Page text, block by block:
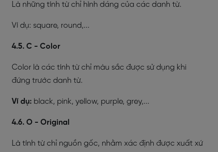
Là những tính từ chỉ hình dáng của các danh từ.
Ví dụ: square, round,...
4.5. C - Color
Color là các tính từ chỉ màu sắc được sử dụng khi
đứng trước danh từ.
Ví dụ: black, pink, yellow, purple, grey,...
4.6. O - Original
Là tính từ chỉ nguồn gốc, nhằm xác định được xuất xứ